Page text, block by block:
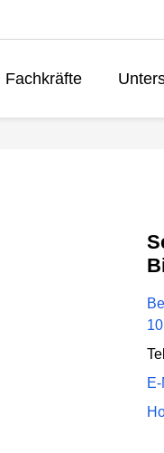
Fachkräfte
E-